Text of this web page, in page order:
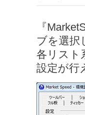
『
ブを選択
各リスト
設定が行